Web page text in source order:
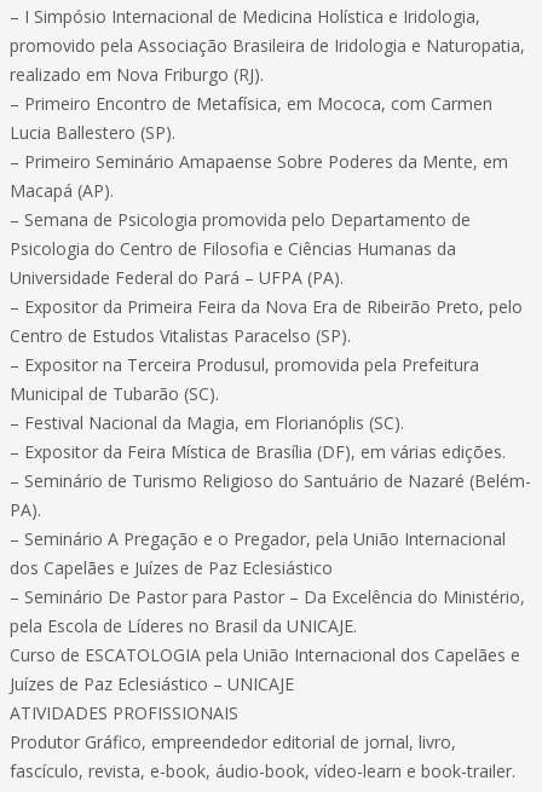
– I Simpósio Internacional de Medicina Holística e Iridologia,
promovido pela Associação Brasileira de Iridologia e Naturopatia,
realizado em Nova Friburgo (RJ).
– Primeiro Encontro de Metafísica, em Mococa, com Carmen
Lucia Ballestero (SP).
– Primeiro Seminário Amapaense Sobre Poderes da Mente, em
Macapá (AP).
– Semana de Psicologia promovida pelo Departamento de
Psicologia do Centro de Filosofia e Ciências Humanas da
Universidade Federal do Pará – UFPA (PA).
– Expositor da Primeira Feira da Nova Era de Ribeirão Preto, pelo
Centro de Estudos Vitalistas Paracelso (SP).
– Expositor na Terceira Produsul, promovida pela Prefeitura
Municipal de Tubarão (SC).
– Festival Nacional da Magia, em Florianóplis (SC).
– Expositor da Feira Mística de Brasília (DF), em várias edições.
– Seminário de Turismo Religioso do Santuário de Nazaré (Belém-
PA).
– Seminário A Pregação e o Pregador, pela União Internacional
dos Capelães e Juízes de Paz Eclesiástico
– Seminário De Pastor para Pastor – Da Excelência do Ministério,
pela Escola de Líderes no Brasil da UNICAJE.
Curso de ESCATOLOGIA pela União Internacional dos Capelães e
Juízes de Paz Eclesiástico – UNICAJE
ATIVIDADES PROFISSIONAIS
Produtor Gráfico, empreendedor editorial de jornal, livro,
fascículo, revista, e-book, áudio-book, vídeo-learn e book-trailer.